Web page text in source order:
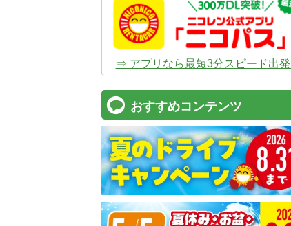
⇒ アプリなら最短3分スピード出発
おすすめコンテンツ